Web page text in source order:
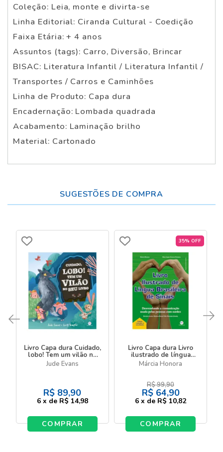
Coleção: Leia, monte e divirta-se
Linha Editorial: Ciranda Cultural - Coedição
Faixa Etária: + 4 anos
Assuntos (tags): Carro, Diversão, Brincar
BISAC: Literatura Infantil / Literatura Infantil /
Transportes / Carros e Caminhões
Linha de Produto: Capa dura
Encadernação: Lombada quadrada
Acabamento: Laminação brilho
Material: Cartonado
SUGESTÕES DE COMPRA
Livro Capa dura Cuidado,
lobo! Tem um vilão no
seu livro
Jude Evans
R$ 89,90
6 x de R$ 14,98
COMPRAR
35% OFF
Livro Capa dura Livro
ilustrado de língua
brasileira de sinais
Márcia Honora
R$99,90
R$ 64,90
6 x de R$ 10,82
COMPRAR